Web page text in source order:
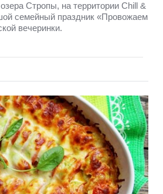
Стропы, на территории Chill &
семейный праздник «Провожаем
вечеринки.